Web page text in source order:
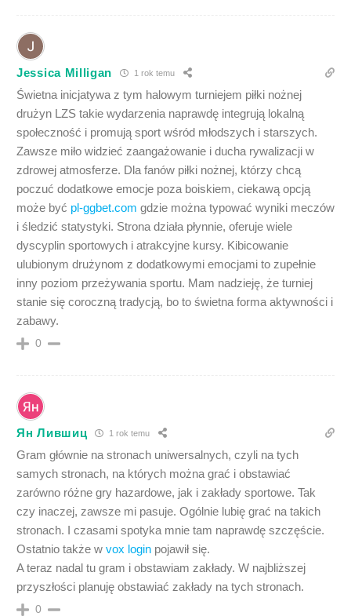
Jessica Milligan 1 rok temu
Świetna inicjatywa z tym halowym turniejem piłki nożnej
drużyn LZS takie wydarzenia naprawdę integrują lokalną
społeczność i promują sport wśród młodszych i starszych.
Zawsze miło widzieć zaangażowanie i ducha rywalizacji w
zdrowej atmosferze. Dla fanów piłki nożnej, którzy chcą
poczuć dodatkowe emocje poza boiskiem, ciekawą opcją
może być pl-ggbet.com gdzie można typować wyniki meczów
i śledzić statystyki. Strona działa płynnie, oferuje wiele
dyscyplin sportowych i atrakcyjne kursy. Kibicowanie
ulubionym drużynom z dodatkowymi emocjami to zupełnie
inny poziom przeżywania sportu. Mam nadzieję, że turniej
stanie się coroczną tradycją, bo to świetna forma aktywności i
zabawy.
0
Ян Лившиц 1 rok temu
Gram głównie na stronach uniwersalnych, czyli na tych
samych stronach, na których można grać i obstawiać
zarówno różne gry hazardowe, jak i zakłady sportowe. Tak
czy inaczej, zawsze mi pasuje. Ogólnie lubię grać na takich
stronach. I czasami spotyka mnie tam naprawdę szczęście.
Ostatnio także w vox login pojawił się.
A teraz nadal tu gram i obstawiam zakłady. W najbliższej
przyszłości planuję obstawiać zakłady na tych stronach.
0